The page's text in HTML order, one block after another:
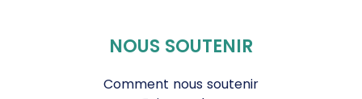
NOUS SOUTENIR
Comment nous soutenir